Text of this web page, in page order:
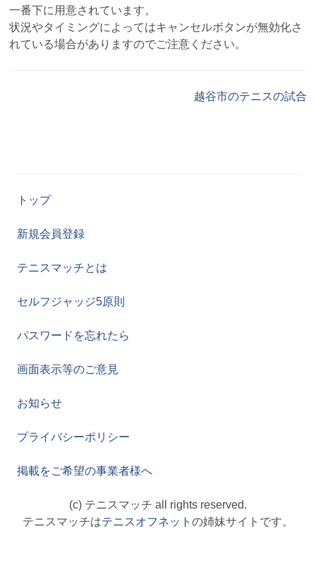
一番下に用意されています。
状況やタイミングによってはキャンセルボタンが無効化さ
れている場合がありますのでご注意ください。
越谷市のテニスの試合
トップ
新規会員登録
テニスマッチとは
セルフジャッジ5原則
パスワードを忘れたら
画面表示等のご意見
お知らせ
プライバシーポリシー
掲載をご希望の事業者様へ
(c) テニスマッチ all rights reserved.
テニスマッチはテニスオフネット の姉妹サイトです。